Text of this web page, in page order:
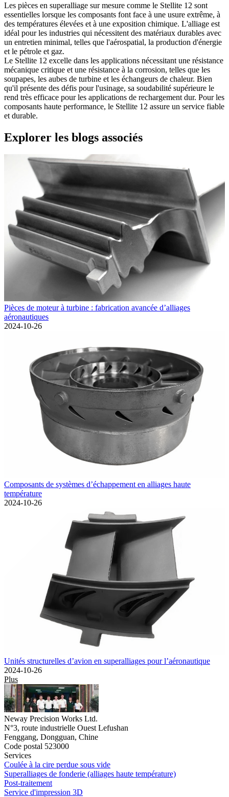
Les pièces en superalliage sur mesure comme le Stellite 12 sont
essentielles lorsque les composants font face à une usure extrême, à
des températures élevées et à une exposition chimique. L'alliage est
idéal pour les industries qui nécessitent des matériaux durables avec
un entretien minimal, telles que l'aérospatial, la production d'énergie
et le pétrole et gaz.
Le Stellite 12 excelle dans les applications nécessitant une résistance
mécanique critique et une résistance à la corrosion, telles que les
soupapes, les aubes de turbine et les échangeurs de chaleur. Bien
qu'il présente des défis pour l'usinage, sa soudabilité supérieure le
rend très efficace pour les applications de rechargement dur. Pour les
composants haute performance, le Stellite 12 assure un service fiable
et durable.
Explorer les blogs associés
Pièces de moteur à turbine : fabrication avancée d’alliages
aéronautiques
2024-10-26
Composants de systèmes d’échappement en alliages haute
température
2024-10-26
Unités structurelles d’avion en superalliages pour l’aéronautique
2024-10-26
Plus
Neway Precision Works Ltd.
N°3, route industrielle Ouest Lefushan
Fenggang, Dongguan, Chine
Code postal 523000
Services
Coulée à la cire perdue sous vide
Superalliages de fonderie (alliages haute température)
Post-traitement
Service d'impression 3D